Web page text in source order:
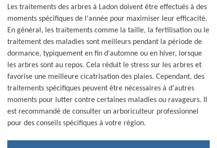
Les traitements des arbres à Ladon doivent être effectués à des
moments spécifiques de l'année pour maximiser leur efficacité.
En général, les traitements comme la taille, la fertilisation ou le
traitement des maladies sont meilleurs pendant la période de
dormance, typiquement en fin d'automne ou en hiver, lorsque
les arbres sont au repos. Cela réduit le stress sur les arbres et
favorise une meilleure cicatrisation des plaies. Cependant, des
traitements spécifiques peuvent être nécessaires à d'autres
moments pour lutter contre certaines maladies ou ravageurs. Il
est recommandé de consulter un arboriculteur professionnel
pour des conseils spécifiques à votre région.